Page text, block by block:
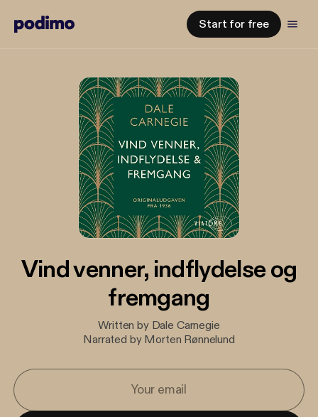
Start for free
Vind venner, indflydelse og
fremgang
Written by Dale Carnegie
Narrated by Morten Rønnelund